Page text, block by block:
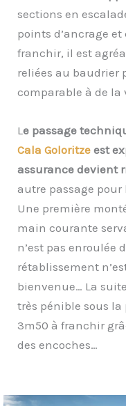
sections en
points d’ancrage et
franchir, il est
reliées au baudrier
comparable à de la
Le passage
Cala Goloritze est
assurance devient
autre passage
Une première
main courante
n’est pas enroulée
rétablissement
bienvenue… La
très pénible sous
3m50 à franchir
des encoches…